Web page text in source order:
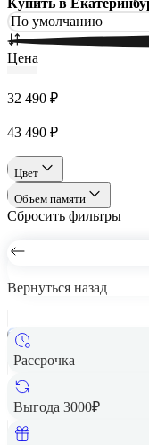
Купить в
Цена
32 490 ₽
43 490 ₽
Цвет
Объем памяти
Сбросить фильтры
Вернуться назад
Рассрочка
Выгода 3000₽